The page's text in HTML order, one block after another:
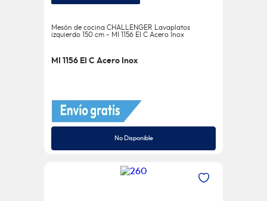
Mesón de cocina CHALLENGER Lavaplatos
izquierdo 150 cm - MI 1156 EI C Acero Inox
MI 1156 EI C Acero Inox
No Disponible